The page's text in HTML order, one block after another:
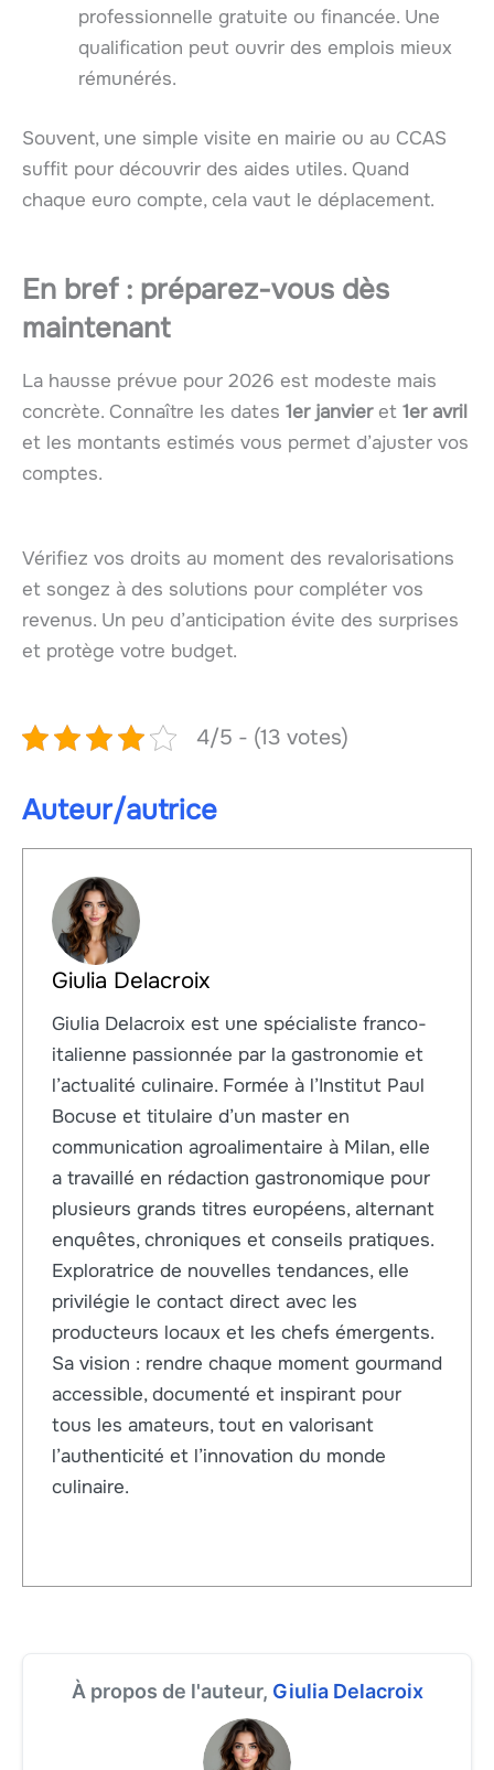
professionnelle gratuite ou financée. Une
qualification peut ouvrir des emplois mieux
rémunérés.
Souvent, une simple visite en mairie ou au CCAS
suffit pour découvrir des aides utiles. Quand
chaque euro compte, cela vaut le déplacement.
En bref : préparez-vous dès
maintenant
La hausse prévue pour 2026 est modeste mais
concrète. Connaître les dates 1er janvieret 1er avril
et les montants estimés vous permet d’ajuster vos
comptes.
Vérifiez vos droits au moment des revalorisations
et songez à des solutions pour compléter vos
revenus. Un peu d’anticipation évite des surprises
et protège votre budget.
4/5 - (13 votes)
Auteur/autrice
Giulia Delacroix
Giulia Delacroix est une spécialiste franco-
italienne passionnée par la gastronomie et
l’actualité culinaire. Formée à l’Institut Paul
Bocuse et titulaire d’un master en
communication agroalimentaire à Milan, elle
a travaillé en rédaction gastronomique pour
plusieurs grands titres européens, alternant
enquêtes, chroniques et conseils pratiques.
Exploratrice de nouvelles tendances, elle
privilégie le contact direct avec les
producteurs locaux et les chefs émergents.
Sa vision : rendre chaque moment gourmand
accessible, documenté et inspirant pour
tous les amateurs, tout en valorisant
l’authenticité et l’innovation du monde
culinaire.
À propos de l'auteur, Giulia Delacroix